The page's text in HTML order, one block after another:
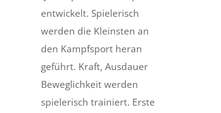
entwickelt. Spielerisch
werden die Kleinsten an
den Kampfsport heran
geführt. Kraft, Ausdauer
Beweglichkeit werden
spielerisch trainiert. Erste